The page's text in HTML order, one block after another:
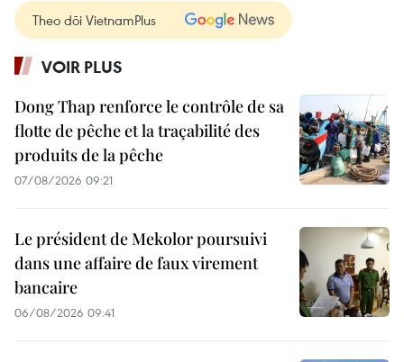
Theo dõi VietnamPlus
VOIR PLUS
Dong Thap renforce le contrôle de sa
flotte de pêche et la traçabilité des
produits de la pêche
07/08/2026 09:21
Le président de Mekolor poursuivi
dans une affaire de faux virement
bancaire
06/08/2026 09:41